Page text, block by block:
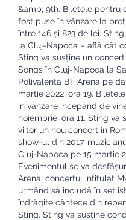
&amp; 9th. Biletele pentru
fost puse în vânzare la
între 146 și 823 de lei.
la Cluj-Napoca – află cât
Sting va susține un
Songs în Cluj-Napoca la
Polivalentă BT Arena pe
martie 2022, ora 19.
în vânzare începând de
noiembrie, ora 11. Sting va
viitor un nou concert în
show-ul din 2017,
Cluj-Napoca pe 15 martie
Evenimentul se va
Arena, concertul intitulat
urmând să includă în
îndrăgite cântece din
Sting. Sting va susține